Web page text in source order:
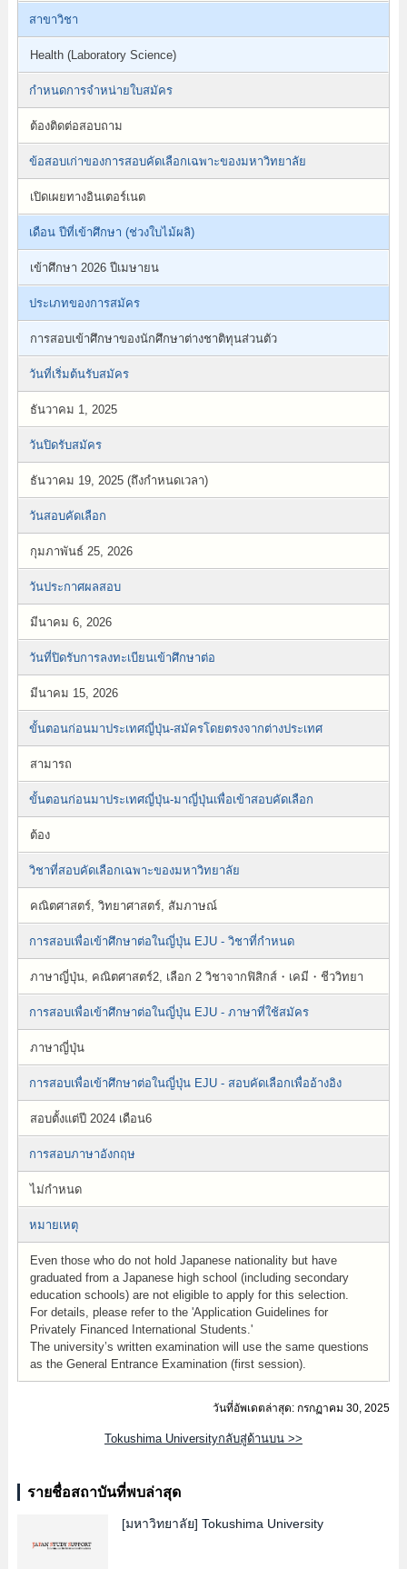
สาขาวิชา
Health (Laboratory Science)
กำหนดการจำหน่ายใบสมัคร
ต้องติดต่อสอบถาม
ข้อสอบเก่าของการสอบคัดเลือกเฉพาะของมหาวิทยาลัย
เปิดเผยทางอินเตอร์เนต
เดือน ปีที่เข้าศึกษา (ช่วงใบไม้ผลิ)
เข้าศึกษา 2026 ปีเมษายน
ประเภทของการสมัคร
การสอบเข้าศึกษาของนักศึกษาต่างชาติทุนส่วนตัว
วันที่เริ่มต้นรับสมัคร
ธันวาคม 1, 2025
วันปิดรับสมัคร
ธันวาคม 19, 2025 (ถึงกำหนดเวลา)
วันสอบคัดเลือก
กุมภาพันธ์ 25, 2026
วันประกาศผลสอบ
มีนาคม 6, 2026
วันที่ปิดรับการลงทะเบียนเข้าศึกษาต่อ
มีนาคม 15, 2026
ขั้นตอนก่อนมาประเทศญี่ปุ่น-สมัครโดยตรงจากต่างประเทศ
สามารถ
ขั้นตอนก่อนมาประเทศญี่ปุ่น-มาญี่ปุ่นเพื่อเข้าสอบคัดเลือก
ต้อง
วิชาที่สอบคัดเลือกเฉพาะของมหาวิทยาลัย
คณิตศาสตร์, วิทยาศาสตร์, สัมภาษณ์
การสอบเพื่อเข้าศึกษาต่อในญี่ปุ่น EJU - วิชาที่กำหนด
ภาษาญี่ปุ่น, คณิตศาสตร์2, เลือก 2 วิชาจากฟิสิกส์・เคมี・ชีววิทยา
การสอบเพื่อเข้าศึกษาต่อในญี่ปุ่น EJU - ภาษาที่ใช้สมัคร
ภาษาญี่ปุ่น
การสอบเพื่อเข้าศึกษาต่อในญี่ปุ่น EJU - สอบคัดเลือกเพื่ออ้างอิง
สอบตั้งแต่ปี 2024 เดือน6
การสอบภาษาอังกฤษ
ไม่กำหนด
หมายเหตุ
Even those who do not hold Japanese nationality but have
graduated from a Japanese high school (including secondary
education schools) are not eligible to apply for this selection.
For details, please refer to the 'Application Guidelines for
Privately Financed International Students.'
The university’s written examination will use the same questions
as the General Entrance Examination (first session).
วันที่อัพเดตล่าสุด: กรกฏาคม 30, 2025
Tokushima Universityกลับสู่ด้านบน >>
รายชื่อสถาบันที่พบล่าสุด
[มหาวิทยาลัย] Tokushima University